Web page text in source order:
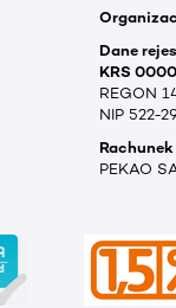
Dane
KRS
REGON
NIP 522-
PEKAO